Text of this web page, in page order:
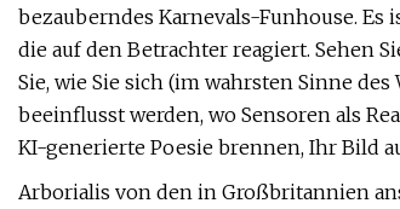
bezauberndes Karnevals-Funhouse.
die auf den Betrachter reagiert. Sehen
Sie, wie Sie sich (im wahrsten Sinne
beeinflusst werden, wo Sensoren als
KI-generierte Poesie brennen, Ihr Bild
Arborialis von den in Großbritannien